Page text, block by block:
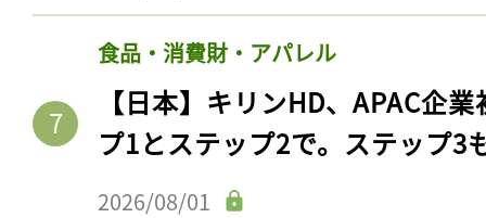
食品・消費財・アパレル
【日本】キリンHD、APAC企
プ1とステップ2で。ステップ3
2026/08/01